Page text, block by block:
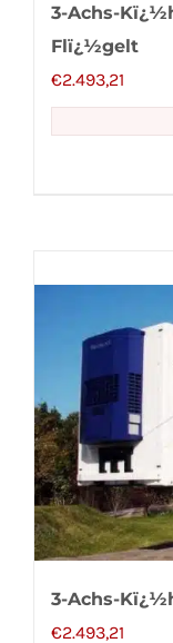
3-Achs-
Flï¿½gelt
€2.493,21
3-Achs-
€2.493,21